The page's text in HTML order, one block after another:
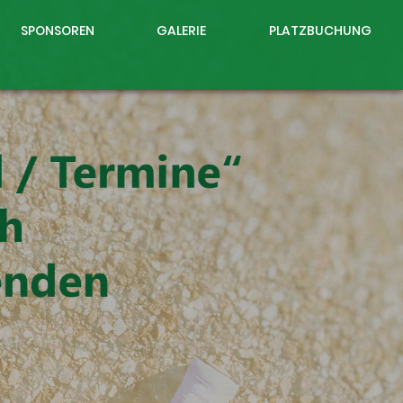
SPONSOREN GALERIE PLATZBUCHUNG